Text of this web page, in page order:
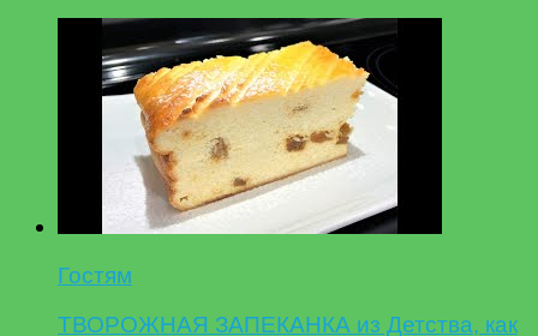
Гостям
ТВОРОЖНАЯ ЗАПЕКАНКА из Детства, как